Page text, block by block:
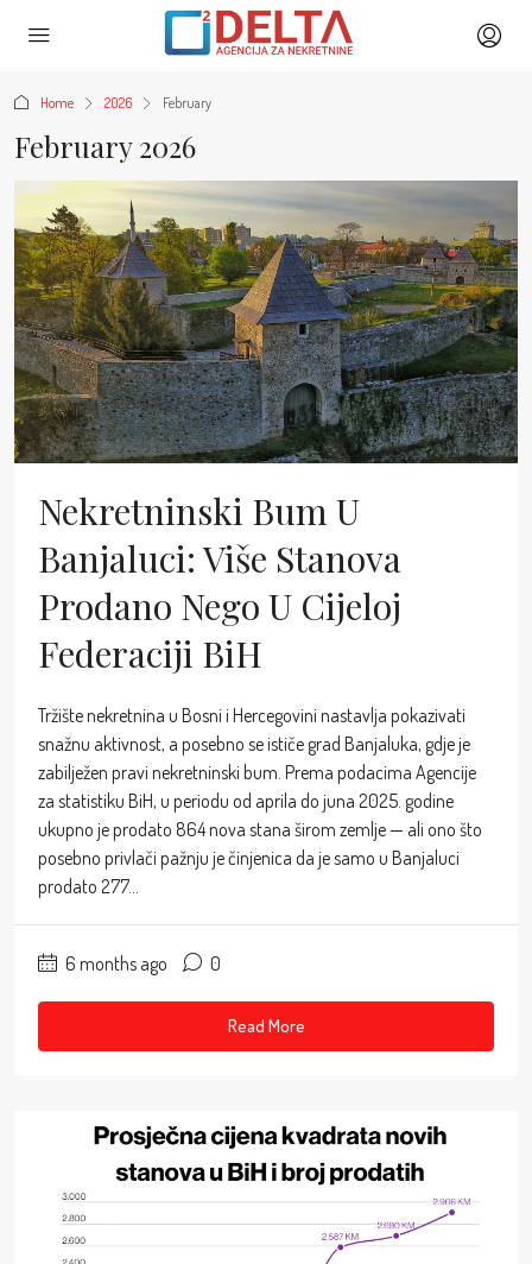
Home 2026 February
February 2026
Nekretninski Bum U
Banjaluci: Više Stanova
Prodano Nego U Cijeloj
Federaciji BiH
Tržište nekretnina u Bosni i Hercegovini nastavlja pokazivati
snažnu aktivnost, a posebno se ističe grad Banjaluka, gdje je
zabilježen pravi nekretninski bum. Prema podacima Agencije
za statistiku BiH, u periodu od aprila do juna 2025. godine
ukupno je prodato 864 nova stana širom zemlje — ali ono što
posebno privlači pažnju je činjenica da je samo u Banjaluci
prodato 277...
6 months ago 0
Read More